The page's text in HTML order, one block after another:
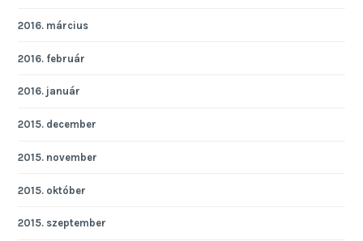
2016. március
2016. február
2016. január
2015. december
2015. november
2015. október
2015. szeptember